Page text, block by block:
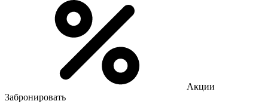
Акции
Забронировать